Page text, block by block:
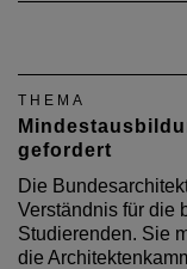
THEMA
gefordert
Die
Verständnis für die
Studierenden. Sie
die